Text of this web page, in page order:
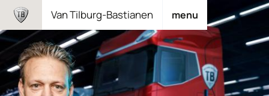
Overslaan
naar
de
inhoud
gaan
Van Tilburg-Bastianen menu